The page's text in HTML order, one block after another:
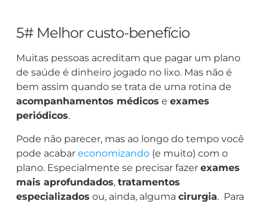
5# Melhor custo-benefício
Muitas pessoas acreditam que pagar um plano
de saúde é dinheiro jogado no lixo. Mas não é
bem assim quando se trata de uma rotina de
acompanhamentos médicos e exames
periódicos.
Pode não parecer, mas ao longo do tempo você
pode acabar economizando(e muito) com o
plano. Especialmente se precisar fazer exames
mais aprofundados, tratamentos
especializados ou, ainda, alguma cirurgia. Para